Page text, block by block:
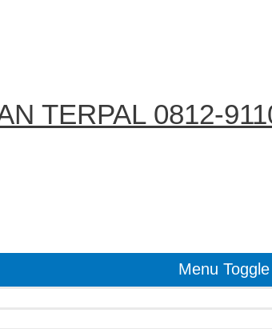
TERPAL 0812-
Menu Toggle